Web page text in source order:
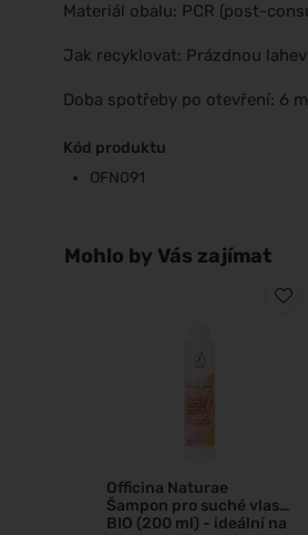
Materiál obalu: PCR (post-
Jak recyklovat: Prázdnou
Doba spotřeby po otevření: 6
Kód produktu
OFN091
Mohlo by Vás zajímat
Officina Naturae
Šampon pro suché vlasy
BIO (200 ml) - ideální na